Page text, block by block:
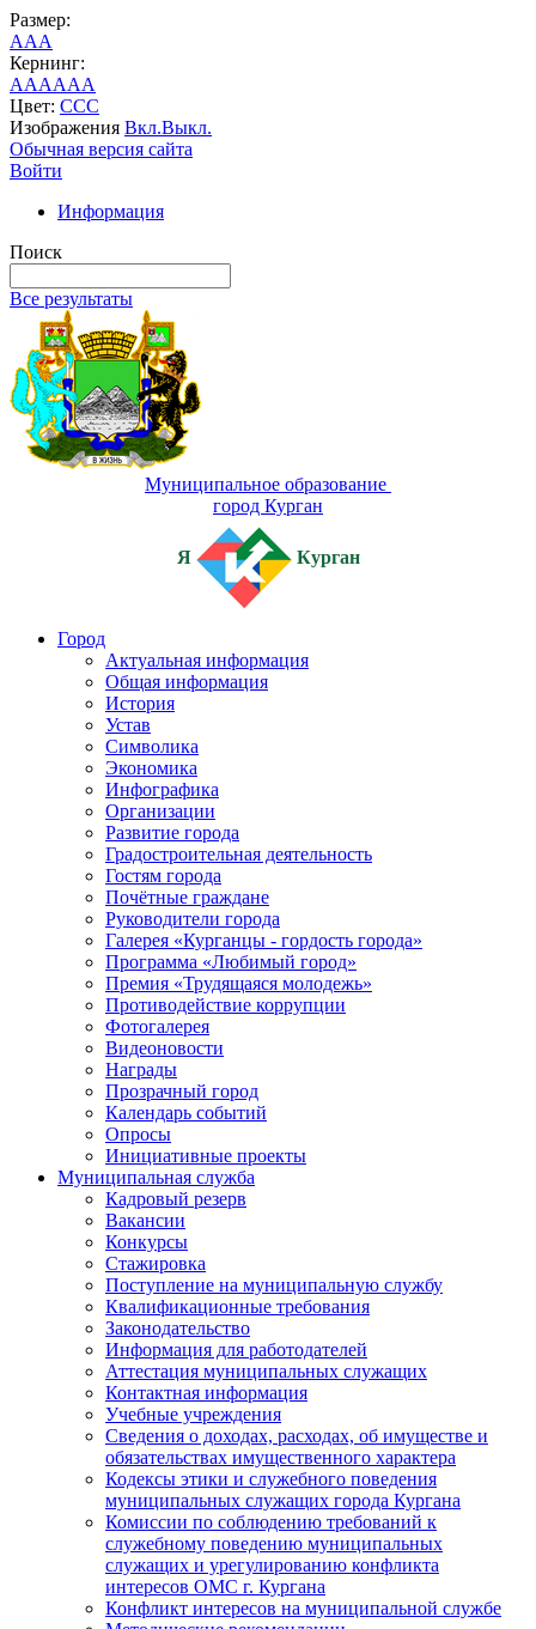
Размер:
AAA
Кернинг:
AAAAAA
Цвет: CCC
Изображения Вкл.Выкл.
Обычная версия сайта
Войти
Информация
Поиск
Все результаты
Муниципальное образование
город Курган
Я Курган
Город
Актуальная информация
Общая информация
История
Устав
Символика
Экономика
Инфографика
Организации
Развитие города
Градостроительная деятельность
Гостям города
Почётные граждане
Руководители города
Галерея «Курганцы - гордость города»
Программа «Любимый город»
Премия «Трудящаяся молодежь»
Противодействие коррупции
Фотогалерея
Видеоновости
Награды
Прозрачный город
Календарь событий
Опросы
Инициативные проекты
Муниципальная служба
Кадровый резерв
Вакансии
Конкурсы
Стажировка
Поступление на муниципальную службу
Квалификационные требования
Законодательство
Информация для работодателей
Аттестация муниципальных служащих
Контактная информация
Учебные учреждения
Сведения о доходах, расходах, об имуществе и
обязательствах имущественного характера
Кодексы этики и служебного поведения
муниципальных служащих города Кургана
Комиссии по соблюдению требований к
служебному поведению муниципальных
служащих и урегулированию конфликта
интересов ОМС г. Кургана
Конфликт интересов на муниципальной службе